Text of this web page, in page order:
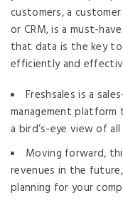
customers, a
or CRM, is a must-
that data is the key to
efficiently and
Freshsales is a
management
a bird’s-eye view of
Moving forward,
revenues in the
planning for your